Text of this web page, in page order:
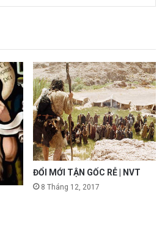
ĐỔI MỚI TẬN GỐC RỄ | NVT
8 Tháng 12, 2017